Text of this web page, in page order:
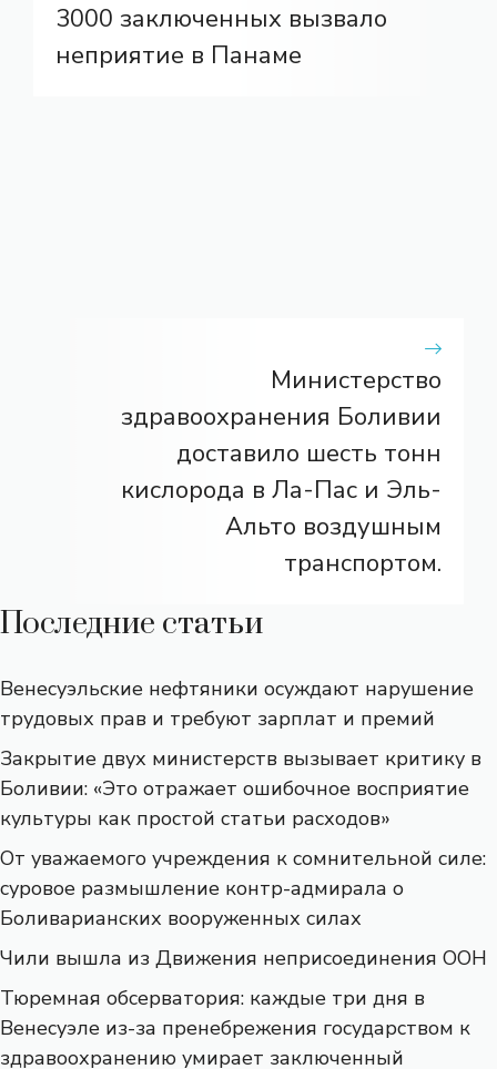
3000 заключенных вызвало
неприятие в Панаме
Министерство
здравоохранения Боливии
доставило шесть тонн
кислорода в Ла-Пас и Эль-
Альто воздушным
транспортом.
Последние статьи
Венесуэльские нефтяники осуждают нарушение
трудовых прав и требуют зарплат и премий
Закрытие двух министерств вызывает критику в
Боливии: «Это отражает ошибочное восприятие
культуры как простой статьи расходов»
От уважаемого учреждения к сомнительной силе:
суровое размышление контр-адмирала о
Боливарианских вооруженных силах
Чили вышла из Движения неприсоединения ООН
Тюремная обсерватория: каждые три дня в
Венесуэле из-за пренебрежения государством к
здравоохранению умирает заключенный